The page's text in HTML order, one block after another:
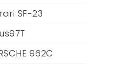
SF-23
962C